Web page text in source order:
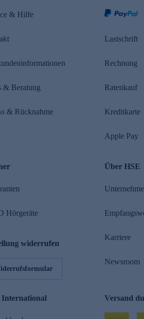
& Hilfe
& Beratung
& Rücknahme
Lastschrift
Rechnung
Ratenkauf
Kreditkarte
Apple Pay
Hörgeräte
widerrufen
Über HSE
Karriere
Newsroom
International Versand